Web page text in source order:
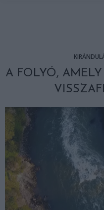
A FOLYÓ,